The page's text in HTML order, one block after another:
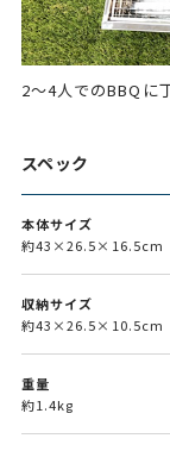
2～4人でのBBQに
スペック
本体サイズ
約43×26.5×16.5cm
収納サイズ
約43×26.5×10.5cm
重量
約1.4kg